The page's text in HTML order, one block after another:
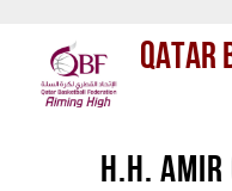
Qatar
H.H.